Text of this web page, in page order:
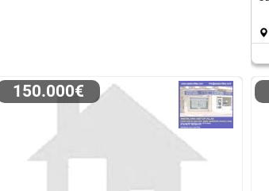
150.000€